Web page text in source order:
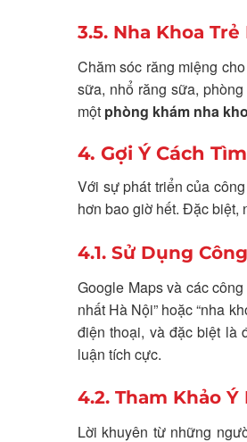
3.5. Nha Khoa Trẻ
Chăm sóc răng miệng
sữa, nhổ răng sữa,
một phòng khám nha
4. Gợi Ý Cách
Với sự phát triển của
hơn bao giờ hết. Đặc biệt,
4.1. Sử Dụng
Google Maps và các
nhất Hà Nội” hoặc “nha
điện thoại, và đặc biệt là
luận tích cực.
4.2. Tham Khảo
Lời khuyên từ những